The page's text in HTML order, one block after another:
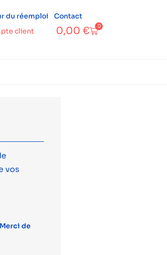
du réemploi
Contact
client 0,00 € 0
vos
de